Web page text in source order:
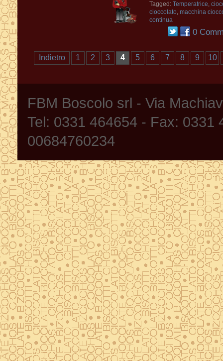
Tagged: Temperatrice,
cioccolato, macchina
continua
0
Indietro 1 2 3 4 5 6 7 8 9 10
FBM Boscolo srl - Via
Tel: 0331 464654 - Fax: 0331
00684760234